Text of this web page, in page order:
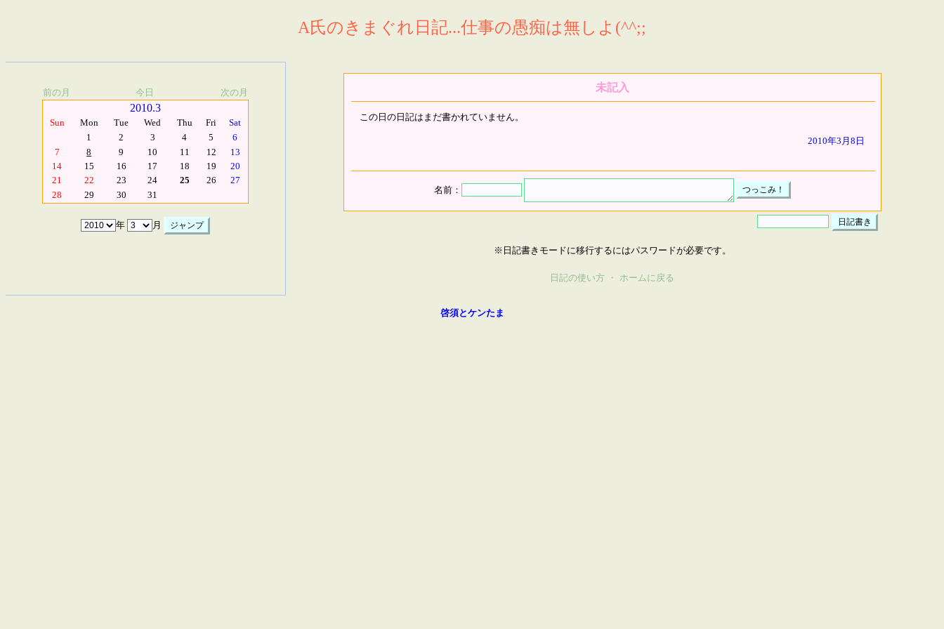
A氏のきまぐれ日記...仕事の愚痴は無しよ(^^;;
前の月 今日 次の月
2010.3
Sun Mon Tue Wed Thu Fri
Sat
1
2 3 4 5
6
7
8 9 10 11 12
13
14
15 16 17 18 19
20
21
22 23 24 25 26
27
28
29 30 31
年 月
未記入
この日の日記はまだ書かれていません。
2010年3月8日
名前：
※日記書きモードに移行するにはパスワードが必要です。
日記の使い方 ・ ホームに戻る
啓須とケンたま